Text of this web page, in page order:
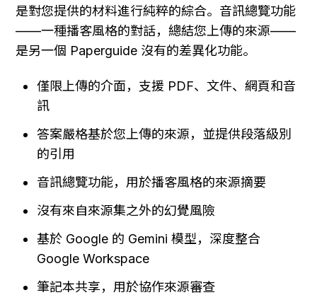
是對您提供的材料進行純粹的綜合。音訊總覽功能
——一種播客風格的對話，總結您上傳的來源——
是另一個 Paperguide 沒有的差異化功能。
僅限上傳的介面，支援 PDF、文件、網頁和音
訊
答案嚴格基於您上傳的來源，並提供段落級別
的引用
音訊總覽功能，用於播客風格的來源摘要
沒有來自來源集之外的幻覺風險
基於 Google 的 Gemini 模型，深度整合
Google Workspace
筆記本共享，用於協作來源審查